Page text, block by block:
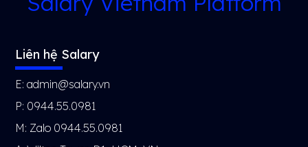
Liên hệ Salary
E: admin@salary.vn
P: 0944.55.0981
M: Zalo 0944.55.0981